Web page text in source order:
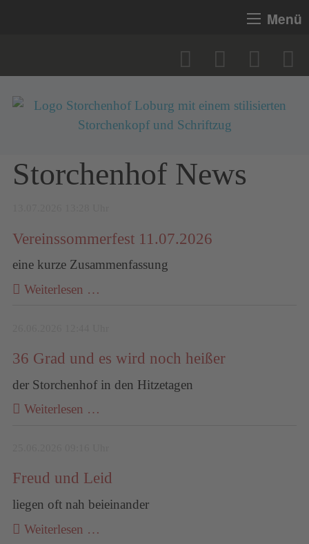
Menü
Storchenhof News
Vereinssommerfest 11.07.2026
eine kurze Zusammenfassung
Weiterlesen …
36 Grad und es wird noch heißer
der Storchenhof in den Hitzetagen
Weiterlesen …
Freud und Leid
liegen oft nah beieinander
Weiterlesen …